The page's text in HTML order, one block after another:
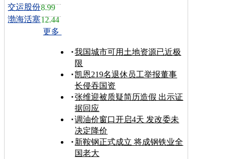
交运股份8.99
渤海活塞12.44
更多
我国城市可用土地资源已近极
限
凯恩219名退休员工举报董事
长侵吞国资
张维迎被质疑简历造假 出示证
据回应
调油价窗口开启4天 发改委未
决定降价
新鞍钢正式成立 将成钢铁业全
国老大